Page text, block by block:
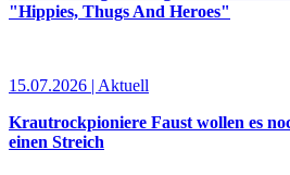
"Hippies, Thugs And Heroes"
15.07.2026 | Aktuell
Krautrockpioniere Faust wollen es
einen Streich